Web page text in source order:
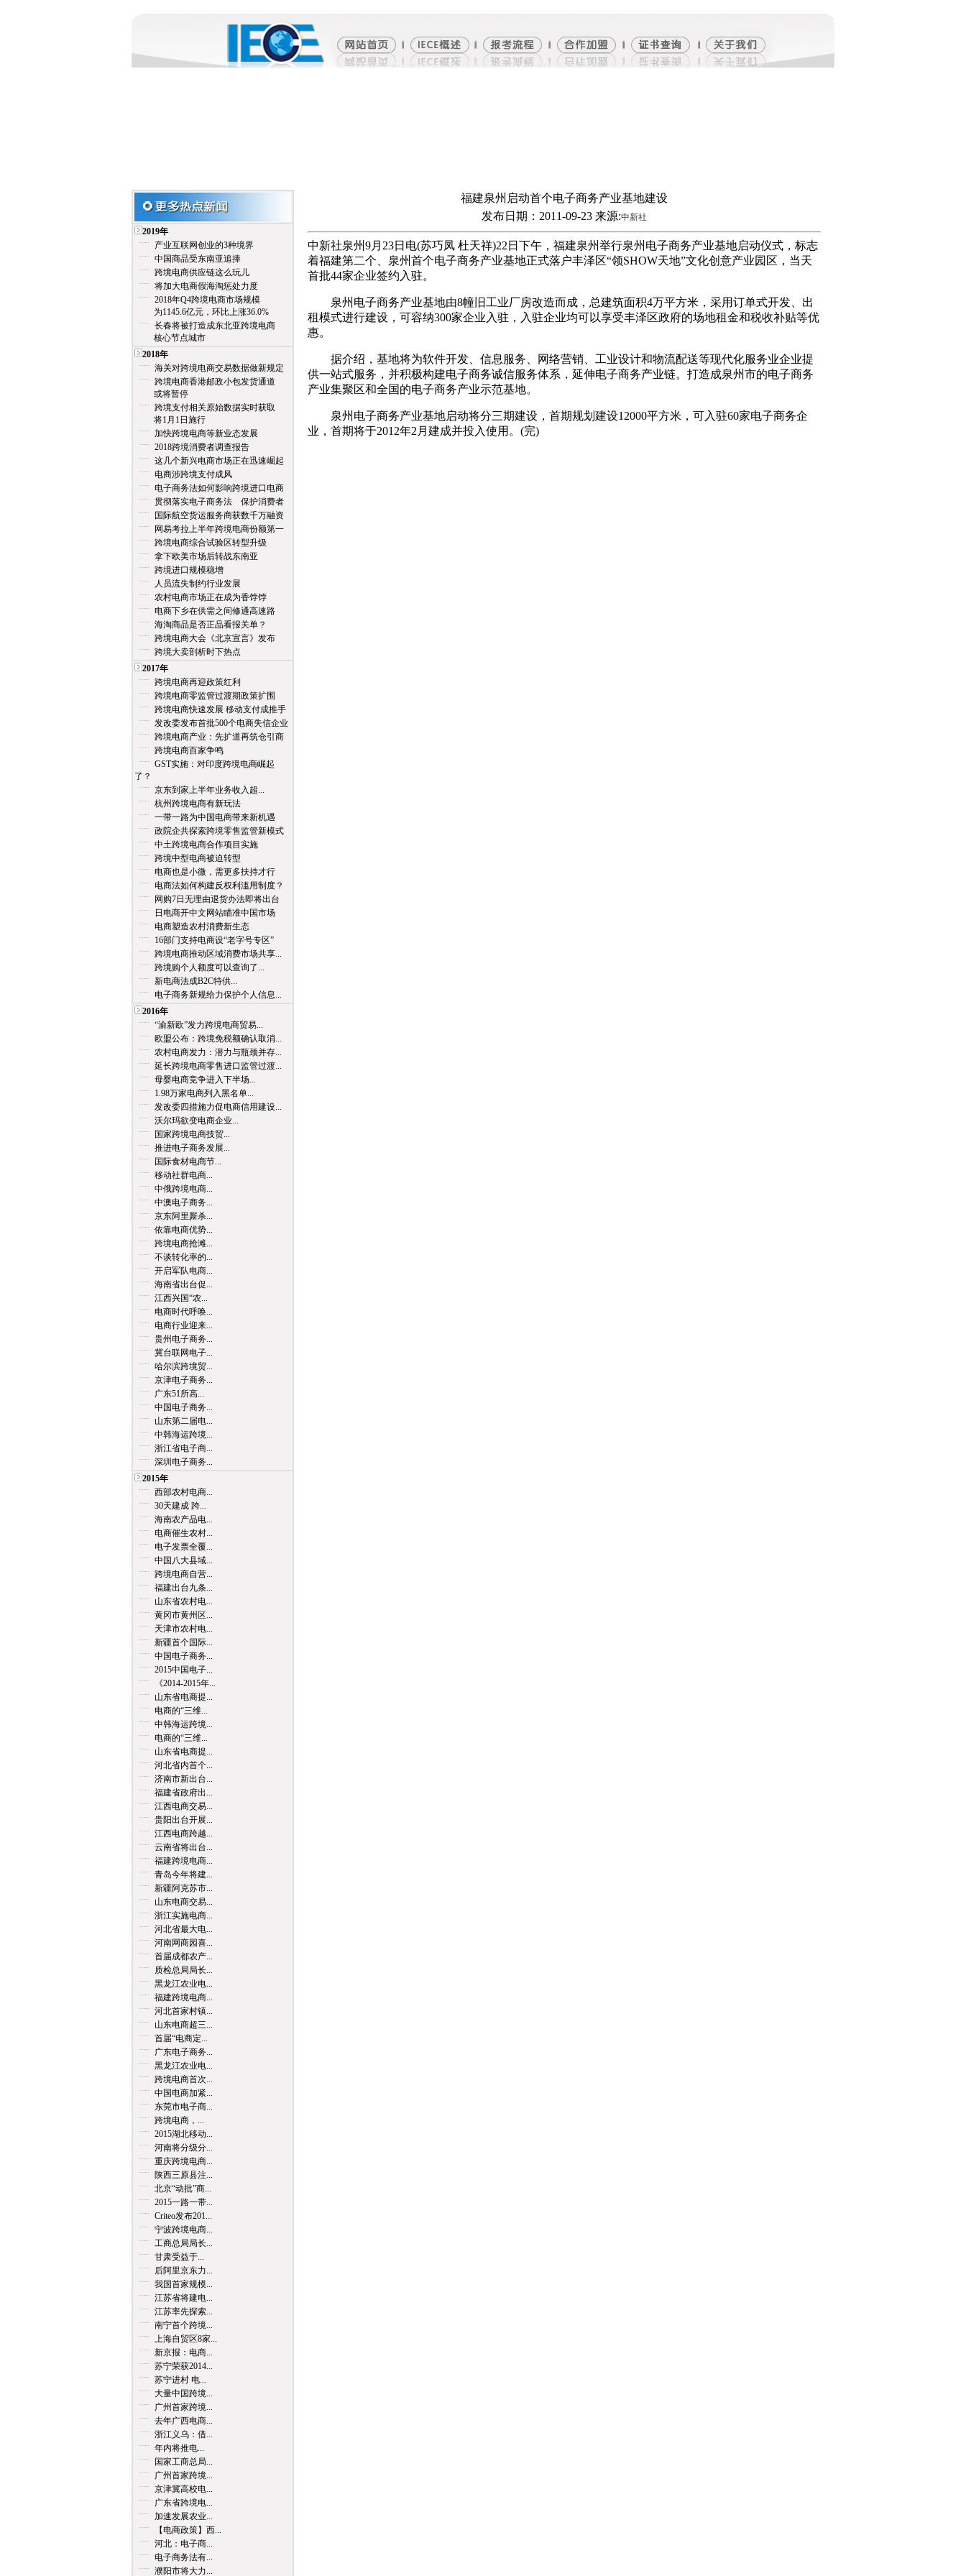
2019年
产业互联网创业的3种境界
中国商品受东南亚追捧
跨境电商供应链这么玩儿
将加大电商假海淘惩处力度
2018年Q4跨境电商市场规模
为1145.6亿元，环比上涨36.0%
长春将被打造成东北亚跨境电商
核心节点城市
2018年
海关对跨境电商交易数据做新规定
跨境电商香港邮政小包发货通道
或将暂停
跨境支付相关原始数据实时获取
将1月1日施行
加快跨境电商等新业态发展
2018跨境消费者调查报告
这几个新兴电商市场正在迅速崛起
电商涉跨境支付成风
电子商务法如何影响跨境进口电商
贯彻落实电子商务法 保护消费者
国际航空货运服务商获数千万融资
网易考拉上半年跨境电商份额第一
跨境电商综合试验区转型升级
拿下欧美市场后转战东南亚
跨境进口规模稳增
人员流失制约行业发展
农村电商市场正在成为香饽饽
电商下乡在供需之间修通高速路
海淘商品是否正品看报关单？
跨境电商大会《北京宣言》发布
跨境大卖剖析时下热点
2017年
跨境电商再迎政策红利
跨境电商零监管过渡期政策扩围
跨境电商快速发展 移动支付成推手
发改委发布首批500个电商失信企业
跨境电商产业：先扩道再筑仓引商
跨境电商百家争鸣
GST实施：对印度跨境电商崛起
了？
京东到家上半年业务收入超...
杭州跨境电商有新玩法
一带一路为中国电商带来新机遇
政院企共探索跨境零售监管新模式
中土跨境电商合作项目实施
跨境中型电商被迫转型
电商也是小微，需更多扶持才行
电商法如何构建反权利滥用制度？
网购7日无理由退货办法即将出台
日电商开中文网站瞄准中国市场
电商塑造农村消费新生态
16部门支持电商设“老字号专区”
跨境电商推动区域消费市场共享...
跨境购个人额度可以查询了...
新电商法成B2C特供...
电子商务新规给力保护个人信息...
2016年
“渝新欧”发力跨境电商贸易...
欧盟公布：跨境免税额确认取消...
农村电商发力：潜力与瓶颈并存...
延长跨境电商零售进口监管过渡...
母婴电商竞争进入下半场...
1.98万家电商列入黑名单...
发改委四措施力促电商信用建设...
沃尔玛欲变电商企业...
国家跨境电商技贸...
推进电子商务发展...
国际食材电商节...
移动社群电商...
中俄跨境电商...
中澳电子商务...
京东阿里厮杀...
依靠电商优势...
跨境电商抢滩...
不谈转化率的...
开启军队电商...
海南省出台促...
江西兴国“农...
电商时代呼唤...
电商行业迎来...
贵州电子商务...
冀台联网电子...
哈尔滨跨境贸...
京津电子商务...
广东51所高...
中国电子商务...
山东第二届电...
中韩海运跨境...
浙江省电子商...
深圳电子商务...
2015年
西部农村电商...
30天建成 跨...
海南农产品电...
电商催生农村...
电子发票全覆...
中国八大县域...
跨境电商自营...
福建出台九条...
山东省农村电...
黄冈市黄州区...
天津市农村电...
新疆首个国际...
中国电子商务...
2015中国电子...
《2014-2015年...
山东省电商提...
电商的“三维...
中韩海运跨境...
电商的“三维...
山东省电商提...
河北省内首个...
济南市新出台...
福建省政府出...
江西电商交易...
贵阳出台开展...
江西电商跨越...
云南省将出台...
福建跨境电商...
青岛今年将建...
新疆阿克苏市...
山东电商交易...
浙江实施电商...
河北省最大电...
河南网商园喜...
首届成都农产...
质检总局局长...
黑龙江农业电...
福建跨境电商...
河北首家村镇...
山东电商超三...
首届“电商定...
广东电子商务...
黑龙江农业电...
跨境电商首次...
中国电商加紧...
东莞市电子商...
跨境电商，...
2015湖北移动...
河南将分级分...
重庆跨境电商...
陕西三原县注...
北京“动批”商...
2015一路一带...
Criteo发布201...
宁波跨境电商...
工商总局局长...
甘肃受益于...
后阿里京东力...
我国首家规模...
江苏省将建电...
江苏率先探索...
南宁首个跨境...
上海自贸区8家...
新京报：电商...
苏宁荣获2014...
苏宁进村 电...
大量中国跨境...
广州首家跨境...
去年广西电商...
浙江义乌：借...
年内将推电...
国家工商总局...
广州首家跨境...
京津冀高校电...
广东省跨境电...
加速发展农业...
【电商政策】西...
河北：电子商...
电子商务法有...
濮阳市将大力...
福建泉州启动首个电子商务产业基地建设
发布日期：2011-09-23 来源:中新社
中新社泉州9月23日电(苏巧凤 杜天祥)22日下午，福建泉州举行泉州电子商务产业基地启动仪式，标志
着福建第二个、泉州首个电子商务产业基地正式落户丰泽区“领SHOW天地”文化创意产业园区，当天
首批44家企业签约入驻。
泉州电子商务产业基地由8幢旧工业厂房改造而成，总建筑面积4万平方米，采用订单式开发、出
租模式进行建设，可容纳300家企业入驻，入驻企业均可以享受丰泽区政府的场地租金和税收补贴等优
惠。
据介绍，基地将为软件开发、信息服务、网络营销、工业设计和物流配送等现代化服务业企业提
供一站式服务，并积极构建电子商务诚信服务体系，延伸电子商务产业链。打造成泉州市的电子商务
产业集聚区和全国的电子商务产业示范基地。
泉州电子商务产业基地启动将分三期建设，首期规划建设12000平方米，可入驻60家电子商务企
业，首期将于2012年2月建成并投入使用。(完)